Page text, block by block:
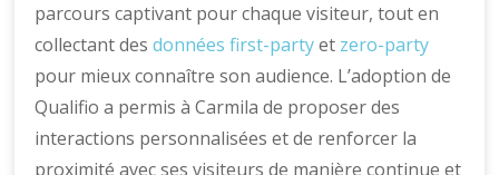
parcours captivant pour chaque visiteur, tout en
collectant desdonnées first-partyet zero-party
pour mieux connaître son audience. L’adoption de
Qualifio a permis à Carmila de proposer des
interactions personnalisées et de renforcer la
proximité avec ses visiteurs de manière continue et